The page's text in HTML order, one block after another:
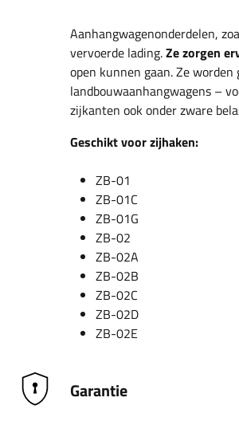
Aanhangwagenonderdelen,
vervoerde lading.Ze zorgen
open kunnen gaan. Ze
landbouwaanhangwagens –
zijkanten ook onder zware
Geschikt voor zijhaken:
ZB-01
ZB-01C
ZB-01G
ZB-02
ZB-02A
ZB-02B
ZB-02C
ZB-02D
ZB-02E
Garantie